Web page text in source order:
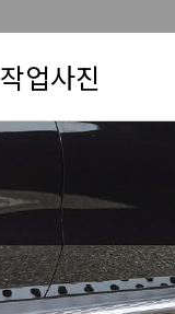
작업사진